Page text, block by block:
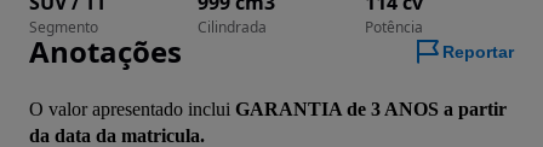
Segmento Cilindrada Potência
Anotações Reportar
O valor apresentado inclui GARANTIA de 3 ANOS a partir
da data da matricula.